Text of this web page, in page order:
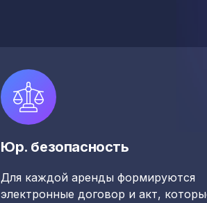
Юр. безопасность
Для каждой аренды формируются
электронные договор и акт,